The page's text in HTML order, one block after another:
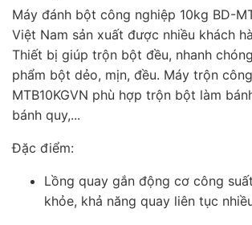
Máy đánh bột công nghiệp 10kg BD-
Việt Nam sản xuất được nhiều khách
Thiết bị giúp trộn bột đều, nhanh
phẩm bột dẻo, mịn, đều. Máy trộn
MTB10KGVN phù hợp trộn bột làm
bánh quy,...
Đặc điểm:
Lồng quay gắn động cơ công
khỏe, khả năng quay liên tục